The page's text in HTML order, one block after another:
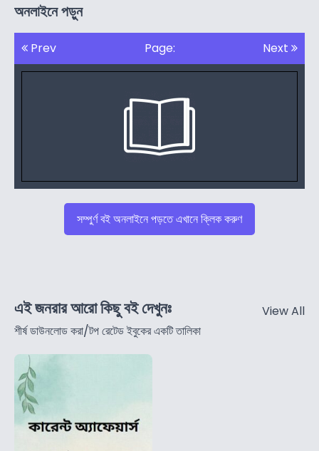
অনলাইনে পড়ুন
Prev Page: Next
সম্পুর্ণ বই অনলাইনে পড়তে এখানে ক্লিক করুণ
এই জনরার আরো কিছু বই দেখুনঃ
শীর্ষ ডাউনলোড করা/টপ রেটেড ইবুকের একটি তালিকা
View All